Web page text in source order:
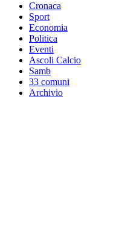
Cronaca
Sport
Economia
Politica
Eventi
Ascoli Calcio
Samb
33 comuni
Archivio